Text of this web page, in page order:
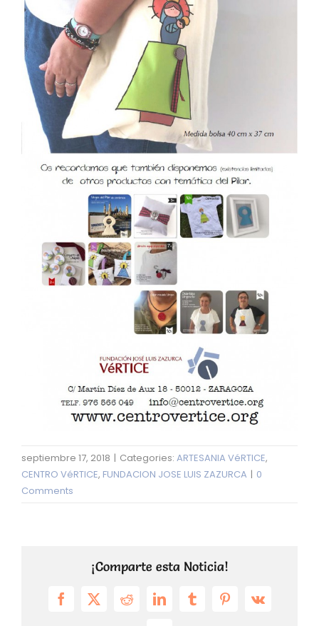
septiembre 17, 2018 | Categories: ARTESANIA VéRTICE,
CENTRO VéRTICE, FUNDACION JOSE LUIS ZAZURCA | 0
Comments
¡Comparte esta Noticia!
Facebook
X RedditLinkedInTumblrPinterest
Vk